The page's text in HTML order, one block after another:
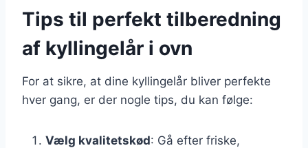
Tips til perfekt tilberedning
af kyllingelår i ovn
For at sikre, at dine kyllingelår bliver perfekte
hver gang, er der nogle tips, du kan følge:
Vælg kvalitetskød: Gå efter friske,